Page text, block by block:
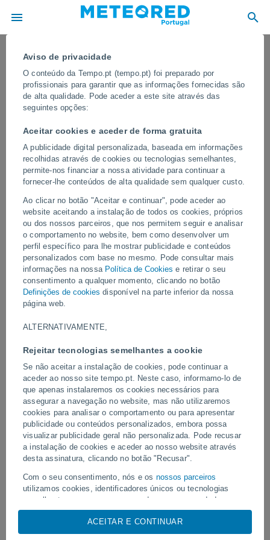
Aviso de privacidade
O conteúdo da Tempo.pt (tempo.pt) foi preparado por
profissionais para garantir que as informações fornecidas são
de alta qualidade. Pode aceder a este site através das
seguintes opções:
Aceitar cookies e aceder de forma gratuita
A publicidade digital personalizada, baseada em informações
recolhidas através de cookies ou tecnologias semelhantes,
permite-nos financiar a nossa atividade para continuar a
fornecer-lhe conteúdos de alta qualidade sem qualquer custo.
Ao clicar no botão "Aceitar e continuar", pode aceder ao
website aceitando a instalação de todos os cookies, próprios
ou dos nossos parceiros, que nos permitem seguir e analisar
o comportamento no website, bem como desenvolver um
perfil específico para lhe mostrar publicidade e conteúdos
personalizados com base no mesmo. Pode consultar mais
informações na nossa Política de Cookies e retirar o seu
consentimento a qualquer momento, clicando no botão
Definições de cookies disponível na parte inferior da nossa
página web.
ALTERNATIVAMENTE,
Rejeitar tecnologias semelhantes a cookie
Se não aceitar a instalação de cookies, pode continuar a
aceder ao nosso site tempo.pt. Neste caso, informamo-lo de
que apenas instalaremos os cookies necessários para
assegurar a navegação no website, mas não utilizaremos
cookies para analisar o comportamento ou para apresentar
publicidade ou conteúdos personalizados, embora possa
visualizar publicidade geral não personalizada. Pode recusar
a instalação de cookies e aceder ao nosso website através
desta assinatura, clicando no botão "Recusar".
Com o seu consentimento, nós e os nossos parceiros
utilizamos cookies, identificadores únicos ou tecnologias
semelhantes para armazenar, aceder e processar dados
pessoais, tais como a sua visita a este sitio Web, endereços
IP e identificadores de cookies. É possível que alguns
fornecedores possam processar os seus dados pessoais com
ACEITAR E CONTINUAR
Um enorme incêndio florestal está a
deixar vários bairros de Jerusalém,
Israel, em alerta! Dezenas de equipas
de combate a incêndios estão a
trabalhar na área
Várias casas em Ein Kerem foram consumidas pelas chamas, pelo
que as autoridades recomendam que se evite o trânsito na zona.
Há 9 horas
Um raio atingiu um campo de futebol
em Narathiwat, Tailândia.
Erupção e intensa
Fuego, Guatemala.